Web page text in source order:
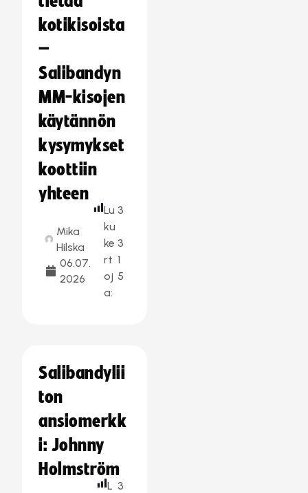
kotikisoista
–
Salibandyn
MM-kisojen
käytännön
kysymykset
koottiin
yhteen
Mika
Hilska
06.07.
2026
Lu
ku
ke
rt
oj
a:
3
3
1
5
Salibandylii
ton
ansiomerkk
i: Johnny
Holmström
L 3